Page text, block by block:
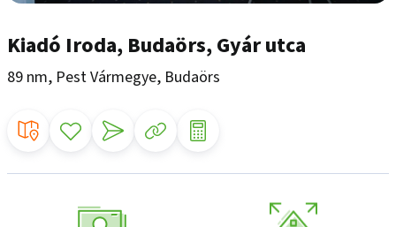
Kiadó Iroda, Budaörs, Gyár utca
89 nm, Pest Vármegye, Budaörs